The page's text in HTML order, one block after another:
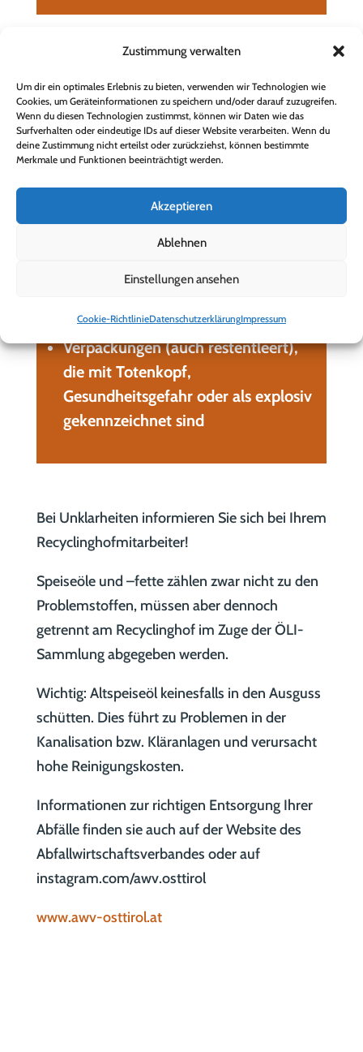
Zustimmung verwalten
Um dir ein optimales Erlebnis zu bieten, verwenden wir Technologien wie
Cookies, um Geräteinformationen zu speichern und/oder darauf zuzugreifen.
Wenn du diesen Technologien zustimmst, können wir Daten wie das
Surfverhalten oder eindeutige IDs auf dieser Website verarbeiten. Wenn du
deine Zustimmung nicht erteilst oder zurückziehst, können bestimmte
Merkmale und Funktionen beeinträchtigt werden.
Akzeptieren
Ablehnen
Einstellungen ansehen
Cookie-RichtlinieDatenschutzerklärungImpressum
PU-Schaumdosen mit
Restinhalt/Treibgasresten
Putz- und Reinigungsmittel
Quecksilberthermometer
Röntgenbilder
Schädlingsbekämpfungsmittel
Spraydosen mit
Restinhalt/Treibgasresten
Unkrautvernichter
Verpackungen (auch restentleert),
die mit Totenkopf,
Gesundheitsgefahr oder als explosiv
gekennzeichnet sind
Bei Unklarheiten informieren Sie sich bei Ihrem
Recyclinghofmitarbeiter!
Speiseöle und –fette zählen zwar nicht zu den
Problemstoffen, müssen aber dennoch
getrennt am Recyclinghof im Zuge der ÖLI-
Sammlung abgegeben werden.
Wichtig: Altspeiseöl keinesfalls in den Ausguss
schütten. Dies führt zu Problemen in der
Kanalisation bzw. Kläranlagen und verursacht
hohe Reinigungskosten.
Informationen zur richtigen Entsorgung Ihrer
Abfälle finden sie auch auf der Website des
Abfallwirtschaftsverbandes oder auf
instagram.com/awv.osttirol
www.awv-osttirol.at